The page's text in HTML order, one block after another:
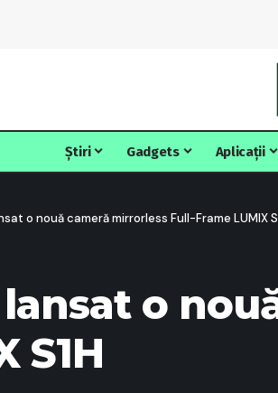
Știri Gadgets Aplicații
o nouă cameră mirrorless Full-Frame LUMIX
o
S1H